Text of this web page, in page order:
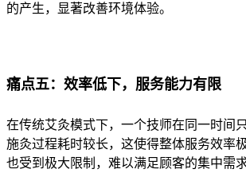
的产生，显著改善环境体验。
痛点五：效率低下，服务能力有限
在传统艾灸模式下，一个技师在同一时间
施灸过程耗时较长，这使得整体服务效率
也受到极大限制，难以满足顾客的集中需求